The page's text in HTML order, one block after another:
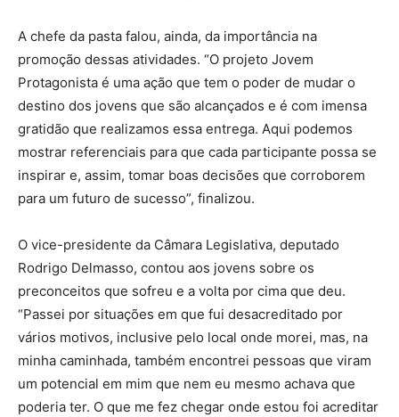
A chefe da pasta falou, ainda, da importância na
promoção dessas atividades. “O projeto Jovem
Protagonista é uma ação que tem o poder de mudar o
destino dos jovens que são alcançados e é com imensa
gratidão que realizamos essa entrega. Aqui podemos
mostrar referenciais para que cada participante possa se
inspirar e, assim, tomar boas decisões que corroborem
para um futuro de sucesso”, finalizou.
O vice-presidente da Câmara Legislativa, deputado
Rodrigo Delmasso, contou aos jovens sobre os
preconceitos que sofreu e a volta por cima que deu.
“Passei por situações em que fui desacreditado por
vários motivos, inclusive pelo local onde morei, mas, na
minha caminhada, também encontrei pessoas que viram
um potencial em mim que nem eu mesmo achava que
poderia ter. O que me fez chegar onde estou foi acreditar